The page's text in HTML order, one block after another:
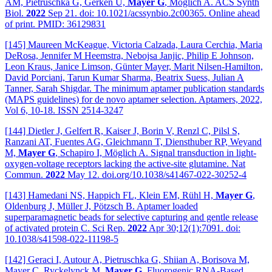
AM, Pietruschka G, Gerken U, Mayer G, Möglich A. ACS Synth
Biol. 2022 Sep 21. doi: 10.1021/acssynbio.2c00365. Online ahead
of print. PMID: 36129831
[145] Maureen McKeague, Victoria Calzada, Laura Cerchia, Maria
DeRosa, Jennifer M Heemstra, Nebojsa Janjic, Philip E Johnson,
Leon Kraus, Janice Limson, Günter Mayer, Marit Nilsen-Hamilton,
David Porciani, Tarun Kumar Sharma, Beatrix Suess, Julian A
Tanner, Sarah Shigdar. The minimum aptamer publication standards
(MAPS guidelines) for de novo aptamer selection. Aptamers, 2022,
Vol 6, 10-18. ISSN 2514-3247
[144] Dietler J, Gelfert R, Kaiser J, Borin V, Renzl C, Pilsl S,
Ranzani AT, Fuentes AG, Gleichmann T, Diensthuber RP, Weyand
M, Mayer G, Schapiro I, Möglich A. Signal transduction in light-
oxygen-voltage receptors lacking the active-site glutamine. Nat
Commun. 2022 May 12. doi.org/10.1038/s41467-022-30252-4
[143] Hamedani NS, Happich FL, Klein EM, Rühl H, Mayer G,
Oldenburg J, Müller J, Pötzsch B. Aptamer loaded
superparamagnetic beads for selective capturing and gentle release
of activated protein C. Sci Rep. 2022Apr 30;12(1):7091. doi:
10.1038/s41598-022-11198-5
[142] Geraci I, Autour A, Pietruschka G, Shiian A, Borisova M,